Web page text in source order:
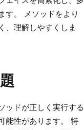
す。 メソッドをより
、理解しやすくしま
ッドが正しく実行する
能性があります。 特